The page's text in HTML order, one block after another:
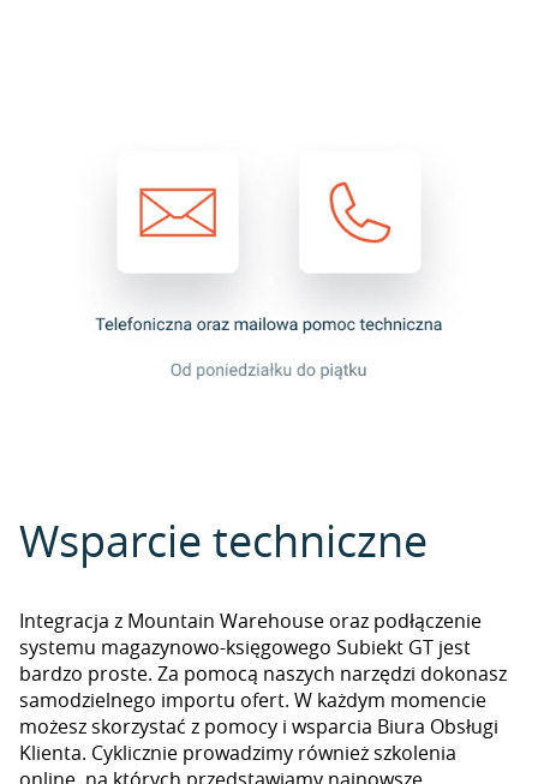
Wsparcie techniczne
Integracja z Mountain Warehouse oraz podłączenie
systemu magazynowo-księgowego Subiekt GT jest
bardzo proste. Za pomocą naszych narzędzi dokonasz
samodzielnego importu ofert. W każdym momencie
możesz skorzystać z pomocy i wsparcia Biura Obsługi
Klienta. Cyklicznie prowadzimy również szkolenia